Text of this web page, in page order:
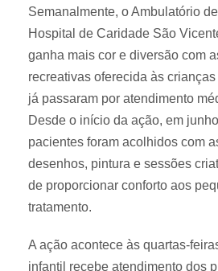
Semanalmente, o Ambulatório
Hospital de Caridade São
ganha mais cor e diversão com
recreativas oferecida às
já passaram por atendimento
Desde o início da ação, em
pacientes foram acolhidos com
desenhos, pintura e sessões
de proporcionar conforto aos
tratamento.
A ação acontece às quartas-
infantil recebe atendimento dos